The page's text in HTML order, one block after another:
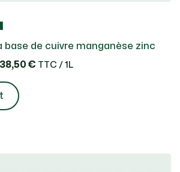
base de cuivre manganèse zinc
38,50 € TTC / 1L